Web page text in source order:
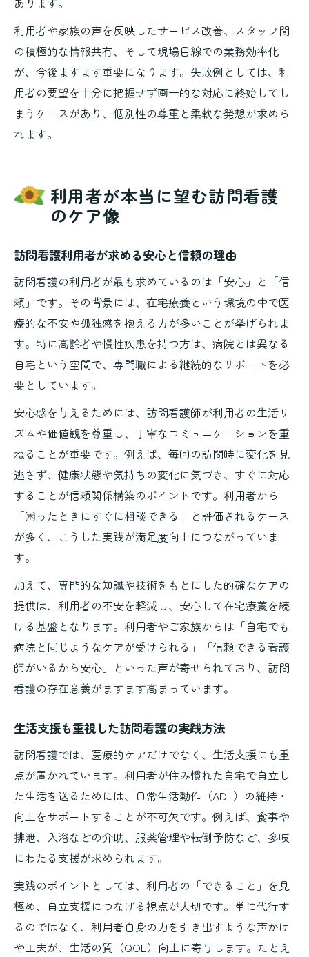
利用者や家族の声を反映したサービス改善、スタッフ間
の積極的な情報共有、そして現場目線での業務効率化
が、今後ますます重要になります。失敗例としては、利
用者の要望を十分に把握せず画一的な対応に終始してし
まうケースがあり、個別性の尊重と柔軟な発想が求めら
れます。
利用者が本当に望む訪問看護
のケア像
訪問看護利用者が求める安心と信頼の理由
訪問看護の利用者が最も求めているのは「安心」と「信
頼」です。その背景には、在宅療養という環境の中で医
療的な不安や孤独感を抱える方が多いことが挙げられま
す。特に高齢者や慢性疾患を持つ方は、病院とは異なる
自宅という空間で、専門職による継続的なサポートを必
要としています。
安心感を与えるためには、訪問看護師が利用者の生活リ
ズムや価値観を尊重し、丁寧なコミュニケーションを重
ねることが重要です。例えば、毎回の訪問時に変化を見
逃さず、健康状態や気持ちの変化に気づき、すぐに対応
することが信頼関係構築のポイントです。利用者から
「困ったときにすぐに相談できる」と評価されるケース
が多く、こうした実践が満足度向上につながっていま
す。
加えて、専門的な知識や技術をもとにした的確なケアの
提供は、利用者の不安を軽減し、安心して在宅療養を続
ける基盤となります。利用者やご家族からは「自宅でも
病院と同じようなケアが受けられる」「信頼できる看護
師がいるから安心」といった声が寄せられており、訪問
看護の存在意義がますます高まっています。
生活支援も重視した訪問看護の実践方法
訪問看護では、医療的ケアだけでなく、生活支援にも重
点が置かれています。利用者が住み慣れた自宅で自立し
た生活を送るためには、日常生活動作（ADL）の維持・
向上をサポートすることが不可欠です。例えば、食事や
排泄、入浴などの介助、服薬管理や転倒予防など、多岐
にわたる支援が求められます。
実践のポイントとしては、利用者の「できること」を見
極め、自立支援につなげる視点が大切です。単に代行す
るのではなく、利用者自身の力を引き出すような声かけ
や工夫が、生活の質（QOL）向上に寄与します。たとえ